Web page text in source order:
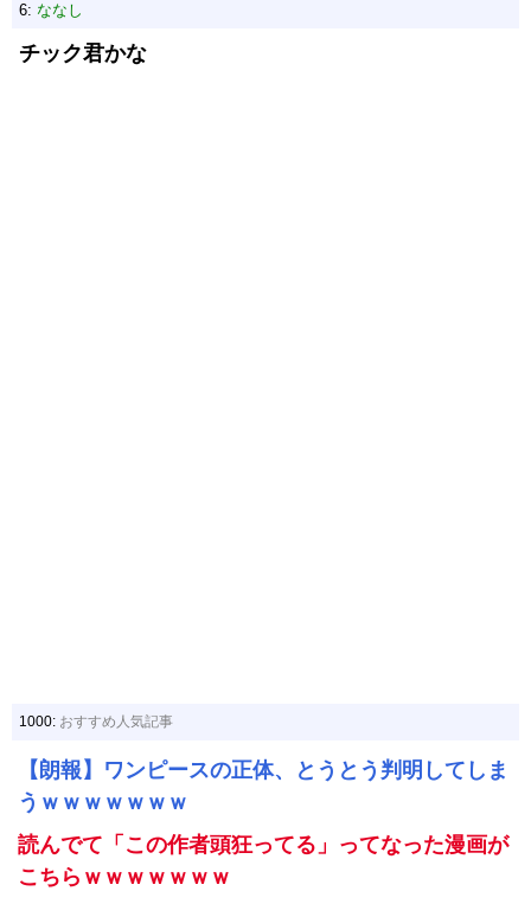
6: ななし
チック君かな
1000: おすすめ人気記事
【朗報】ワンピースの正体、とうとう判明してしま
うｗｗｗｗｗｗｗ
読んでて「この作者頭狂ってる」ってなった漫画が
こちらｗｗｗｗｗｗｗ